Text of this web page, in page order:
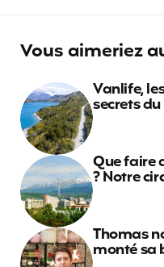
Vous aimeriez
Vanlife,
secrets
Que faire
? Notre
Thomas
monté sa